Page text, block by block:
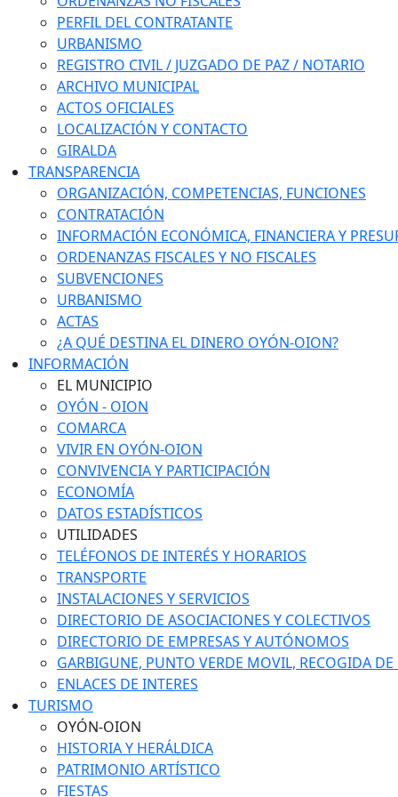
PERFIL DEL CONTRATANTE
URBANISMO
REGISTRO CIVIL / JUZGADO DE PAZ / NOTARIO
ARCHIVO MUNICIPAL
ACTOS OFICIALES
LOCALIZACIÓN Y CONTACTO
GIRALDA
TRANSPARENCIA
ORGANIZACIÓN, COMPETENCIAS, FUNCIONES
CONTRATACIÓN
INFORMACIÓN ECONÓMICA, FINANCIERA Y
ORDENANZAS FISCALES Y NO FISCALES
SUBVENCIONES
URBANISMO
ACTAS
¿A QUÉ DESTINA EL DINERO OYÓN-OION?
INFORMACIÓN
EL MUNICIPIO
OYÓN - OION
COMARCA
VIVIR EN OYÓN-OION
CONVIVENCIA Y PARTICIPACIÓN
ECONOMÍA
DATOS ESTADÍSTICOS
UTILIDADES
TELÉFONOS DE INTERÉS Y HORARIOS
TRANSPORTE
INSTALACIONES Y SERVICIOS
DIRECTORIO DE ASOCIACIONES Y COLECTIVOS
DIRECTORIO DE EMPRESAS Y AUTÓNOMOS
GARBIGUNE, PUNTO VERDE MOVIL, RECOGIDA DE
ENLACES DE INTERES
TURISMO
OYÓN-OION
HISTORIA Y HERÁLDICA
PATRIMONIO ARTÍSTICO
FIESTAS